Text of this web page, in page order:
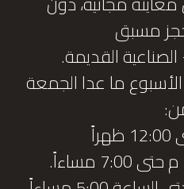
مسبق
القديمة.
ما عدا الجمعة